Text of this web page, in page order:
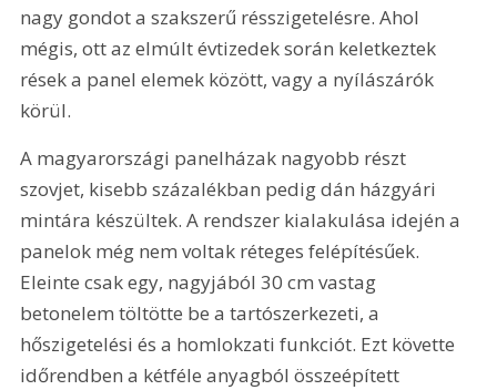
nagy gondot a szakszerű résszigetelésre. Ahol
mégis, ott az elmúlt évtizedek során keletkeztek
rések a panel elemek között, vagy a nyílászárók
körül.
A magyarországi panelházak nagyobb részt
szovjet, kisebb százalékban pedig dán házgyári
mintára készültek. A rendszer kialakulása idején a
panelok még nem voltak réteges felépítésűek.
Eleinte csak egy, nagyjából 30 cm vastag
betonelem töltötte be a tartószerkezeti, a
hőszigetelési és a homlokzati funkciót. Ezt követte
időrendben a kétféle anyagból összeépített